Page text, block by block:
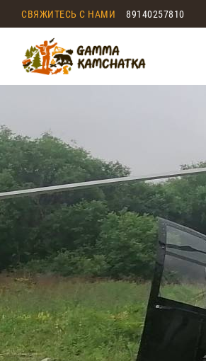
СВЯЖИТЕСЬ С НАМИ 89140257810